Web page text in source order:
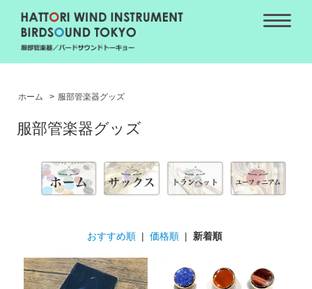
ホーム > 服部管楽器グッズ
服部管楽器グッズ
おすすめ順| 価格順| 新着順